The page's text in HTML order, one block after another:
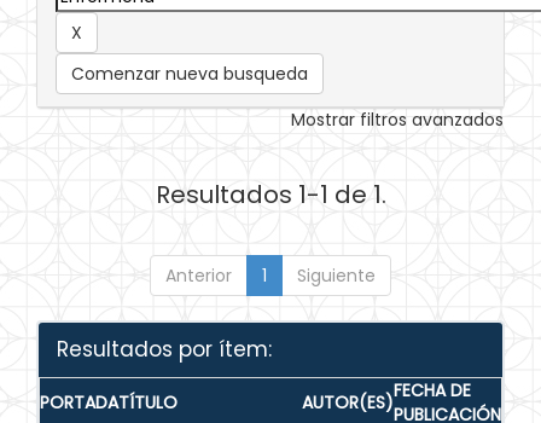
Comenzar nueva busqueda
Mostrar filtros avanzados
Resultados 1-1 de 1.
Anterior 1 Siguiente
Resultados por ítem:
PORTADATÍTULO AUTOR(ES)FECHA DE
PUBLICACIÓN